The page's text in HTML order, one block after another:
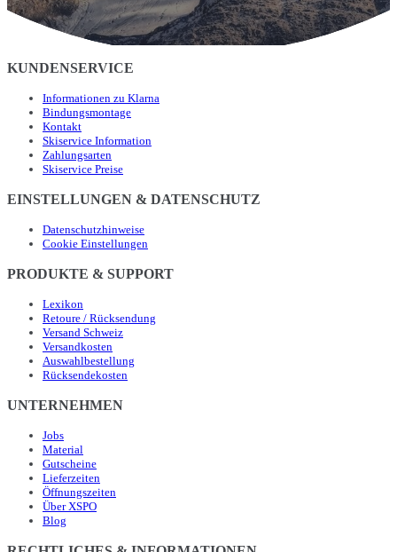
KUNDENSERVICE
Informationen zu Klarna
Bindungsmontage
Kontakt
Skiservice Information
Zahlungsarten
Skiservice Preise
EINSTELLUNGEN & DATENSCHUTZ
Datenschutzhinweise
Cookie Einstellungen
PRODUKTE & SUPPORT
Lexikon
Retoure / Rücksendung
Versand Schweiz
Versandkosten
Auswahlbestellung
Rücksendekosten
UNTERNEHMEN
Jobs
Material
Gutscheine
Lieferzeiten
Öffnungszeiten
Über XSPO
Blog